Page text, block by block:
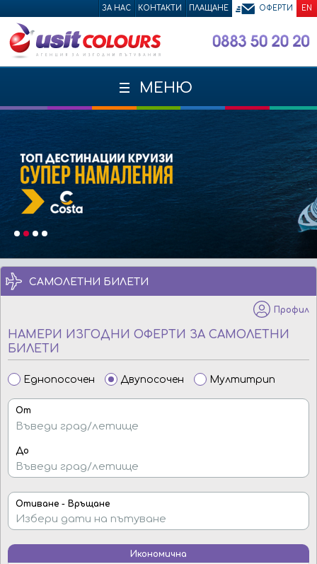
ЗА НАС КОНТАКТИ ПЛАЩАНЕ ОФЕРТИ EN
МЕНЮ
САМОЛЕТНИ БИЛЕТИ
НАМЕРИ ИЗГОДНИ ОФЕРТИ ЗА САМОЛЕТНИ
БИЛЕТИ
Профил
Еднопосочен Двупосочен Мултитрип
От
До
Отиване - Връщане
Икономична